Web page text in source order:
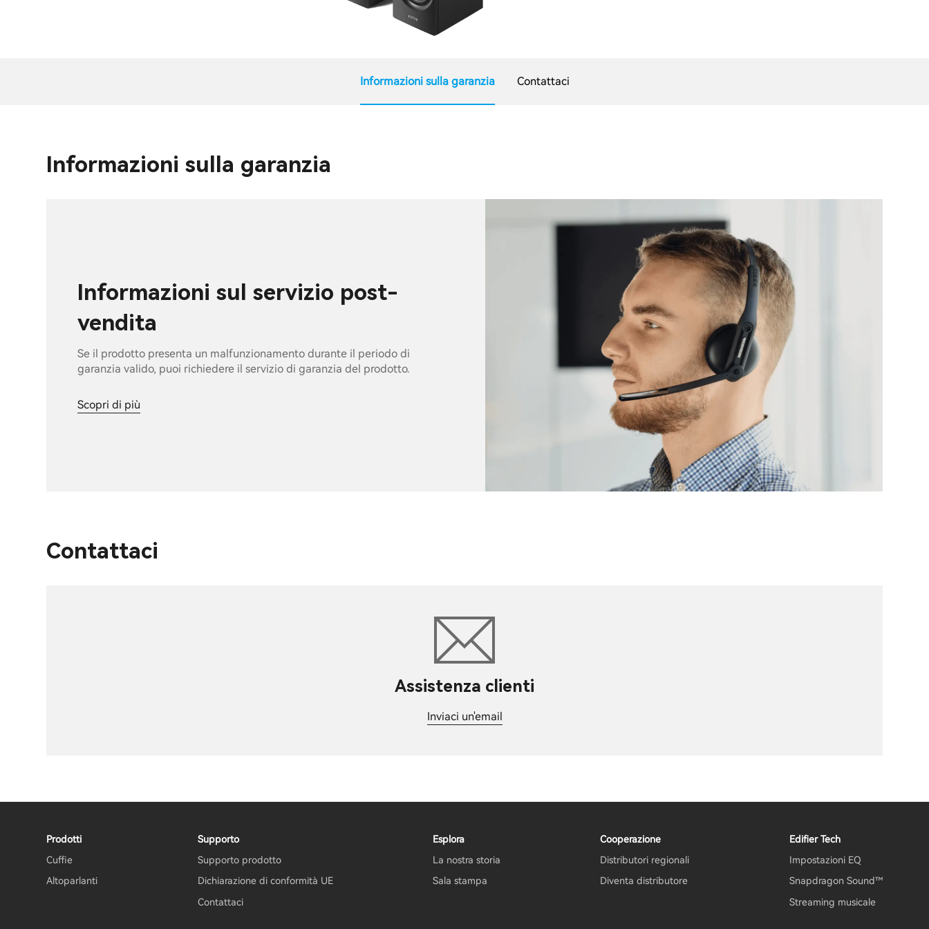
Informazioni sulla garanzia Contattaci
Informazioni sulla garanzia
Informazioni sul servizio post-
vendita
Se il prodotto presenta un malfunzionamento durante il periodo di
garanzia valido, puoi richiedere il servizio di garanzia del prodotto.
Scopri di più
Contattaci
Assistenza clienti
Inviaci un'email
Prodotti
Cuffie
Altoparlanti
Supporto
Supporto prodotto
Dichiarazione di conformità UE
Contattaci
Esplora
La nostra storia
Sala stampa
Cooperazione
Distributori regionali
Diventa distributore
Edifier Tech
Impostazioni EQ
Snapdragon Sound™
Streaming musicale